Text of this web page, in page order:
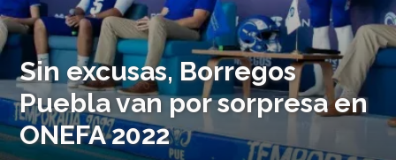
Sin excusas, Borregos
Puebla van por sorpresa en
ONEFA 2022